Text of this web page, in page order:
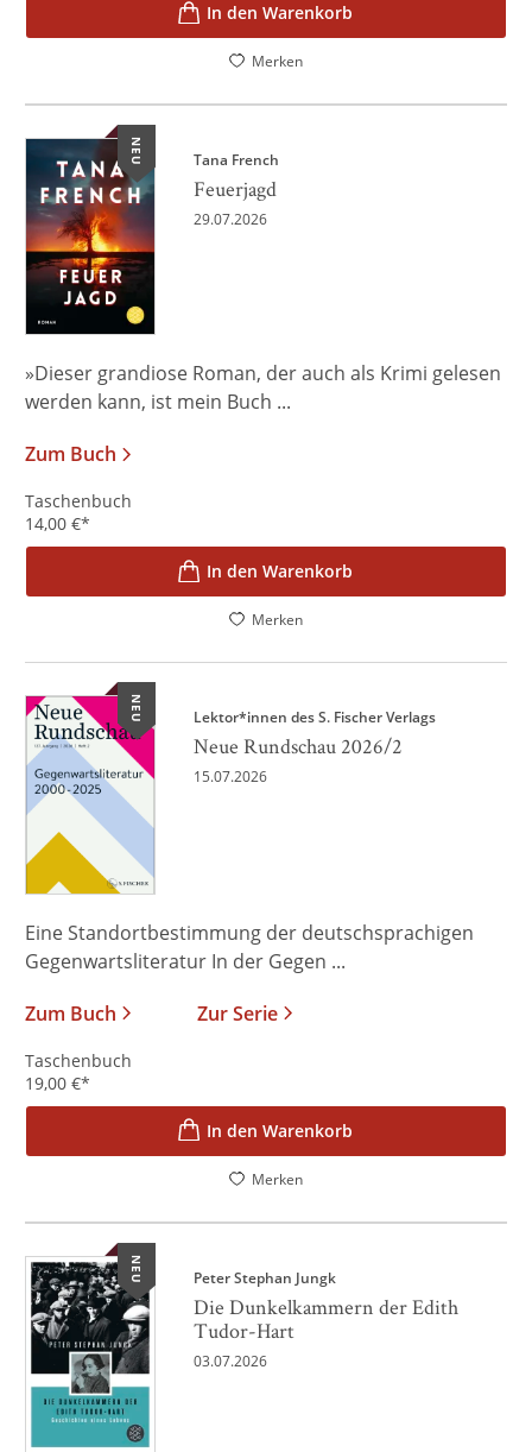
In den Warenkorb
Merken
NEU Tana French
Feuerjagd
29.07.2026
»Dieser grandiose Roman, der auch als Krimi gelesen
werden kann, ist mein Buch ...
Zum Buch
Taschenbuch
14,00 €*
In den Warenkorb
Merken
NEU Lektor*innen des S. Fischer Verlags
Neue Rundschau 2026/2
15.07.2026
Eine Standortbestimmung der deutschsprachigen
Gegenwartsliteratur In der Gegen ...
Zum Buch
Zur Serie
Taschenbuch
19,00 €*
In den Warenkorb
Merken
NEU Peter Stephan Jungk
Die Dunkelkammern der Edith
Tudor-Hart
03.07.2026